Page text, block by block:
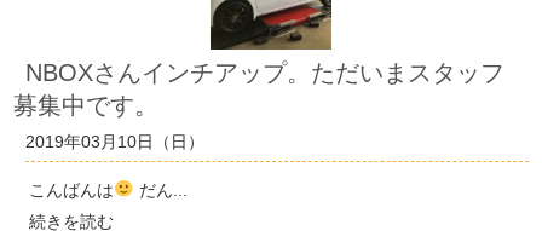
NBOXさんインチアップ。ただいまスタッフ
募集中です。
2019年03月10日（日）
こんばんは
だん...
続きを読む